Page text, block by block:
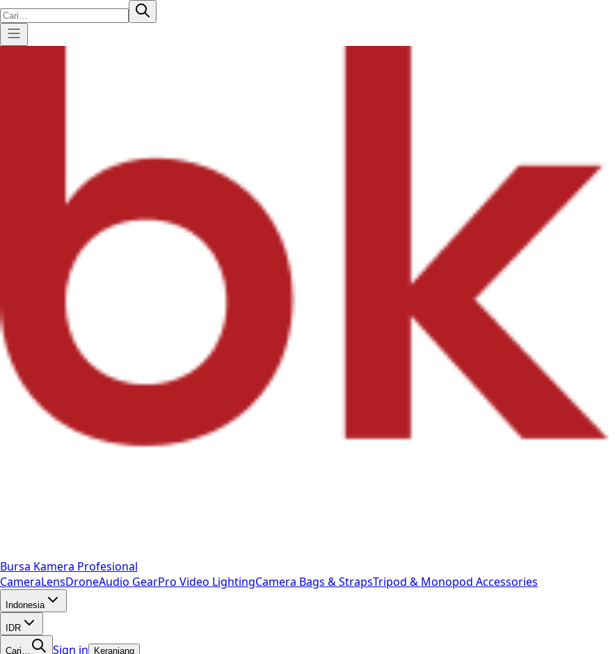
Bursa Kamera Profesional
CameraLensDroneAudio GearPro Video LightingCamera Bags & StrapsTripod & Monopod Accessories
Indonesia
IDR
Cari… Sign in Keranjang